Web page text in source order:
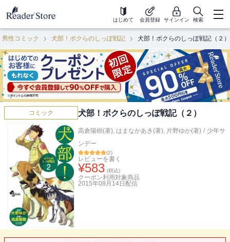
はじめて 会員登録 サインイン 検索
男性コミック 犬部！ボクらのしっぽ戦記 犬部！ボクらのしっぽ戦記（２）
コミック 犬部！ボクらのしっぽ戦記（２）
高倉陽樹(著), はまなかあき(著), 片野ゆか(著) / 少年サ
ンデー
(2)
レビューを書く
¥583 (税込)
クーポン利用対象商品
2015年08月14日 配信